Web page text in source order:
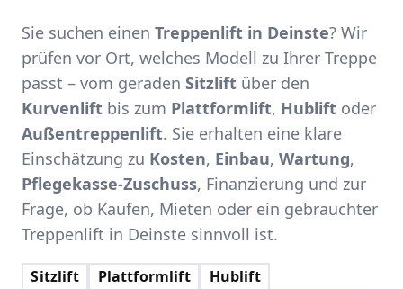
Sie suchen einen Treppenlift in Deinste? Wir
prüfen vor Ort, welches Modell zu Ihrer Treppe
passt – vom geraden Sitzlift über den
Kurvenlift bis zum Plattformlift, Hublift oder
Außentreppenlift. Sie erhalten eine klare
Einschätzung zu Kosten, Einbau, Wartung,
Pflegekasse-Zuschuss, Finanzierung und zur
Frage, ob Kaufen, Mieten oder ein gebrauchter
Treppenlift in Deinste sinnvoll ist.
Sitzlift Plattformlift
Hublift